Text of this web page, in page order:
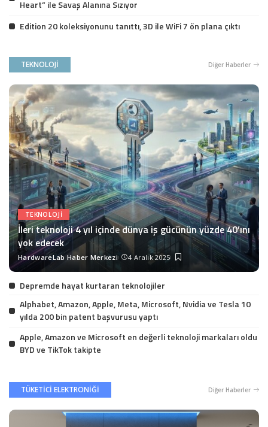
Heart” ile Savaş Alanına Sızıyor
Edition 20 koleksiyonunu tanıttı, 3D ile WiFi 7 ön plana çıktı
TEKNOLOJİ Diğer Haberler
TEKNOLOJI
İleri teknoloji 4 yıl içinde dünya iş gücünün yüzde 40’ını
yok edecek
Posted
by
HardwareLab Haber Merkezi 4 Aralık 2025
Depremde hayat kurtaran teknolojiler
Alphabet, Amazon, Apple, Meta, Microsoft, Nvidia ve Tesla 10
yılda 200 bin patent başvurusu yaptı
Apple, Amazon ve Microsoft en değerli teknoloji markaları oldu
BYD ve TikTok takipte
TÜKETİCİ ELEKTRONİĞİ Diğer Haberler